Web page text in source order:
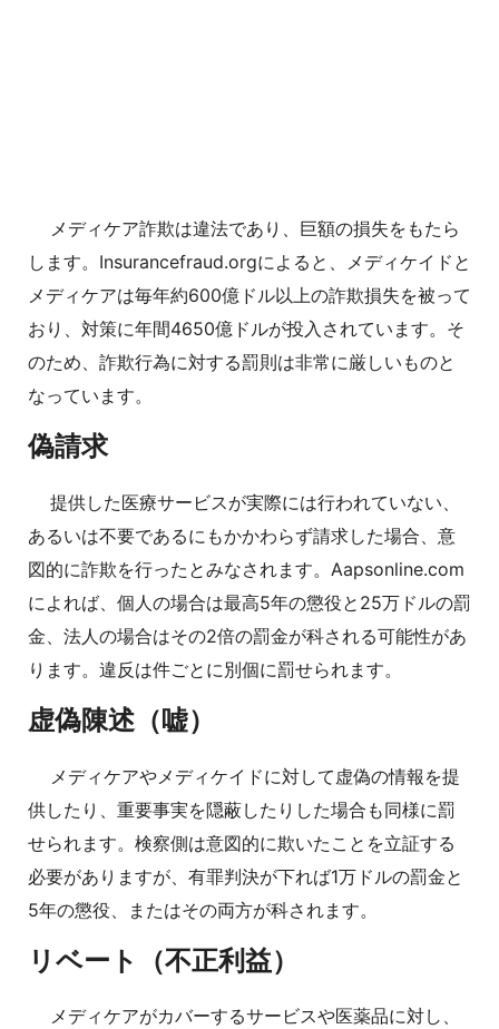
メディケア詐欺は違法であり、巨額の損失をもたら
します。Insurancefraud.orgによると、メディケイドと
メディケアは毎年約600億ドル以上の詐欺損失を被って
おり、対策に年間4650億ドルが投入されています。そ
のため、詐欺行為に対する罰則は非常に厳しいものと
なっています。
偽請求
提供した医療サービスが実際には行われていない、
あるいは不要であるにもかかわらず請求した場合、意
図的に詐欺を行ったとみなされます。Aapsonline.com
によれば、個人の場合は最高5年の懲役と25万ドルの罰
金、法人の場合はその2倍の罰金が科される可能性があ
ります。違反は件ごとに別個に罰せられます。
虚偽陳述（嘘）
メディケアやメディケイドに対して虚偽の情報を提
供したり、重要事実を隠蔽したりした場合も同様に罰
せられます。検察側は意図的に欺いたことを立証する
必要がありますが、有罪判決が下れば1万ドルの罰金と
5年の懲役、またはその両方が科されます。
リベート（不正利益）
メディケアがカバーするサービスや医薬品に対し、